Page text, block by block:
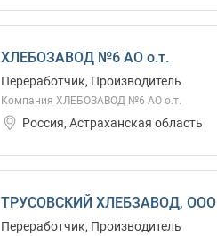
ХЛЕБОЗАВОД №6 АО о.т.
Переработчик, Производитель
Компания ХЛЕБОЗАВОД №6 АО о.т.
Россия, Астраханская область
ТРУСОВСКИЙ ХЛЕБЗАВОД, ООО
Переработчик, Производитель